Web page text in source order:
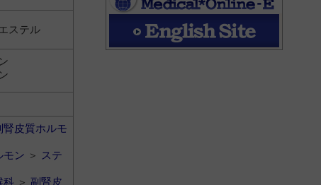
ステル
腎皮質ホルモ
モン ＞ ステ
科 ＞ 副腎皮